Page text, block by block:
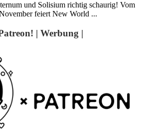
und Solisium richtig schaurig! Vom
feiert New World ...
| Werbung |